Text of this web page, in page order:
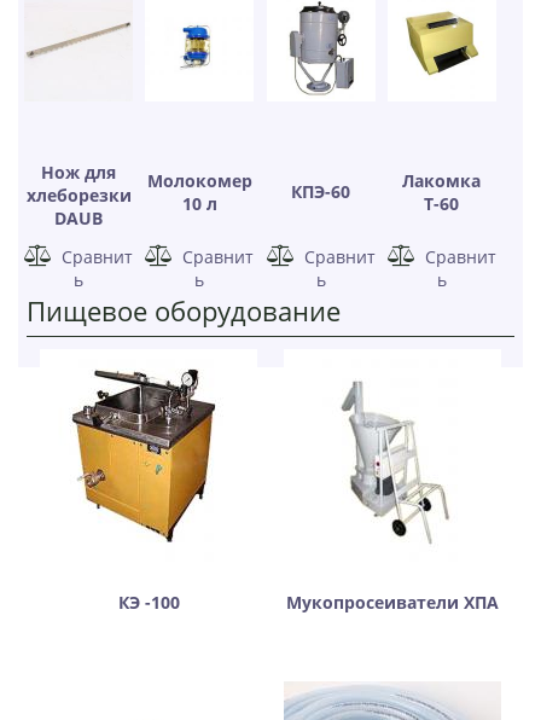
Нож для
хлеборезки
DAUB
Сравнит
ь
Молокомер
10 л
Сравнит
ь
КПЭ-60
Сравнит
ь
Лакомка
Т-60
Сравнит
ь
Пищевое оборудование
КЭ -100 Мукопросеиватели ХПА